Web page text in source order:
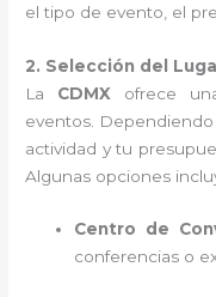
el tipo de evento, el
2. Selección del
La CDMX ofrece
eventos.
actividad y tu
Algunas opciones
Centro de
conferencias o